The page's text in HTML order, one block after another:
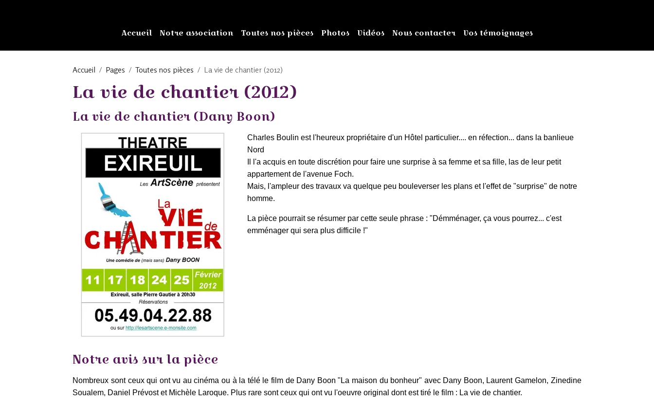
Accueil Notre association Toutes nos pièces Photos Vidéos Nous contacter Vos témoignages
Accueil Pages Toutes nos pièces La vie de chantier (2012)
La vie de chantier (2012)
La vie de chantier (Dany Boon)
Charles Boulin est l'heureux propriétaire d'un Hôtel particulier.... en réfection... dans la banlieue
Nord
Il l'a acquis en toute discrétion pour faire une surprise à sa femme et sa fille, las de leur petit
appartement de l'avenue Foch.
Mais, l'ampleur des travaux va quelque peu bouleverser les plans et l'effet de "surprise" de notre
homme.
La pièce pourrait se résumer par cette seule phrase : "Démménager, ça vous pourrez... c'est
emménager qui sera plus difficile !"
Notre avis sur la pièce
Nombreux sont ceux qui ont vu au cinéma ou à la télé le film de Dany Boon "La maison du bonheur" avec Dany Boon, Laurent Gamelon, Zinedine
Soualem, Daniel Prévost et Michèle Laroque. Plus rare sont ceux qui ont vu l'oeuvre original dont est tiré le film : La vie de chantier.